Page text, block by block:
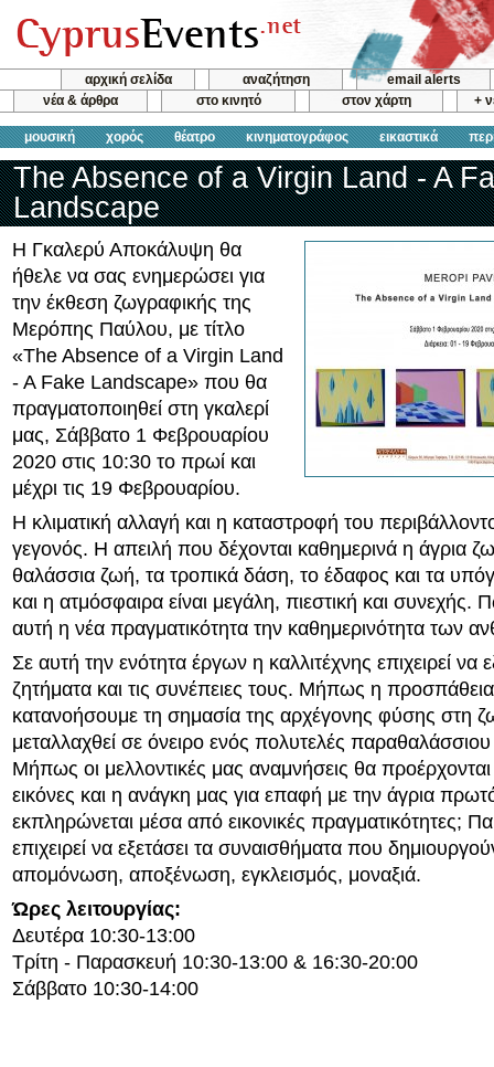
αρχική σελίδα αναζήτηση
email alerts
νέα & άρθρα
στο κινητό στον χάρτη +
μουσική χορός θέατρο κινηματογράφος εικαστικά
The Absence of a Virgin Land - A
Landscape
Η Γκαλερύ Αποκάλυψη θα
ήθελε να σας ενημερώσει για
την έκθεση ζωγραφικής της
Μερόπης Παύλου, με τίτλο
«The Absence of a Virgin Land
- A Fake Landscape» που θα
πραγματοποιηθεί στη γκαλερί
μας, Σάββατο 1 Φεβρουαρίου
2020 στις 10:30 το πρωί και
μέχρι τις 19 Φεβρουαρίου.
Η κλιματική αλλαγή και η καταστροφή του
γεγονός. Η απειλή που δέχονται καθημερινά η άγρια
θαλάσσια ζωή, τα τροπικά δάση, το έδαφος και τα
και η ατμόσφαιρα είναι μεγάλη, πιεστική και συνεχής.
αυτή η νέα πραγματικότητα την καθημερινότητα των
Σε αυτή την ενότητα έργων η καλλιτέχνης επιχειρεί να
ζητήματα και τις συνέπειες τους. Μήπως η
κατανοήσουμε τη σημασία της αρχέγονης φύσης στη
μεταλλαχθεί σε όνειρο ενός πολυτελές παραθαλάσσιου
Μήπως οι μελλοντικές μας αναμνήσεις θα
εικόνες και η ανάγκη μας για επαφή με την άγρια
εκπληρώνεται μέσα από εικονικές πραγματικότητες;
επιχειρεί να εξετάσει τα συναισθήματα που
απομόνωση, αποξένωση, εγκλεισμός, μοναξιά.
Ώρες λειτουργίας:
Δευτέρα 10:30-13:00
Τρίτη - Παρασκευή 10:30-13:00 & 16:30-20:00
Σάββατο 10:30-14:00